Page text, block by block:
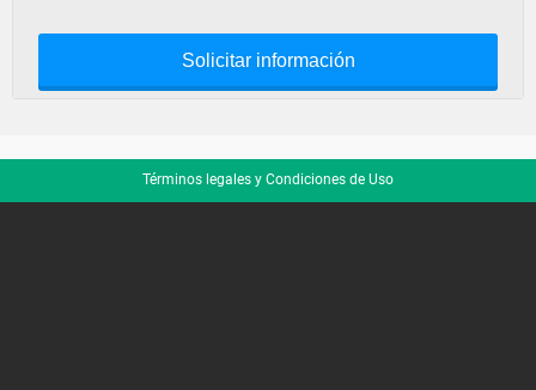
Solicitar información
Términos legales y Condiciones de Uso